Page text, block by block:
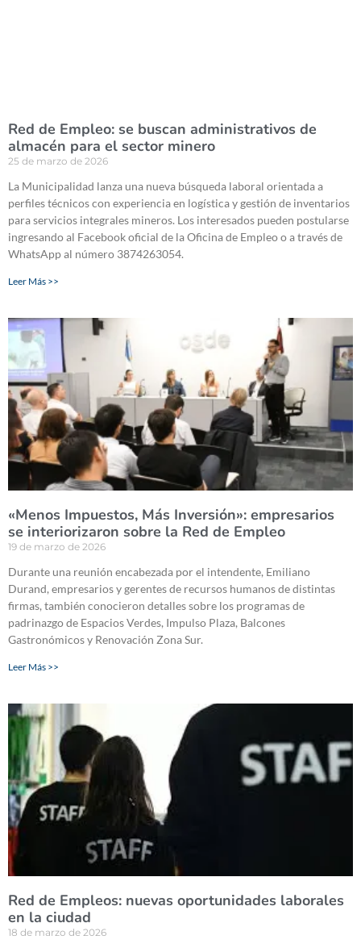
Red de Empleo: se buscan administrativos de
almacén para el sector minero
25 de marzo de 2026
La Municipalidad lanza una nueva búsqueda laboral orientada a
perfiles técnicos con experiencia en logística y gestión de inventarios
para servicios integrales mineros. Los interesados pueden postularse
ingresando al Facebook oficial de la Oficina de Empleo o a través de
WhatsApp al número 3874263054.
Leer Más >>
«Menos Impuestos, Más Inversión»: empresarios
se interiorizaron sobre la Red de Empleo
19 de marzo de 2026
Durante una reunión encabezada por el intendente, Emiliano
Durand, empresarios y gerentes de recursos humanos de distintas
firmas, también conocieron detalles sobre los programas de
padrinazgo de Espacios Verdes, Impulso Plaza, Balcones
Gastronómicos y Renovación Zona Sur.
Leer Más >>
Red de Empleos: nuevas oportunidades laborales
en la ciudad
18 de marzo de 2026